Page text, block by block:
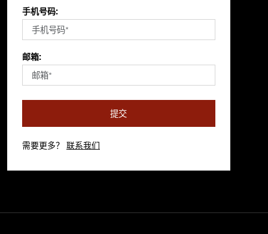
手机号码:
邮箱:
提交
需要更多？ 联系我们